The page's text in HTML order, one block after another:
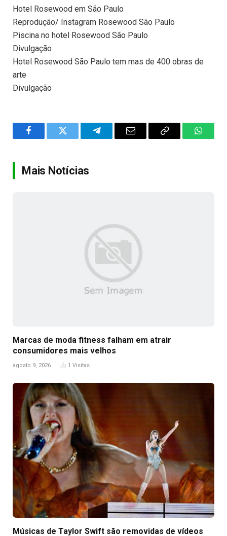
Hotel Rosewood em São Paulo
Reprodução/ Instagram Rosewood São Paulo
Piscina no hotel Rosewood São Paulo
Divulgação
Hotel Rosewood São Paulo tem mas de 400 obras de
arte
Divulgação
FacebookTwitter TelegramEmail
Copy
Mais Notícias
Marcas de moda fitness falham em atrair
consumidores mais velhos
agosto 9, 2026 1 Visitas
Músicas de Taylor Swift são removidas de vídeos